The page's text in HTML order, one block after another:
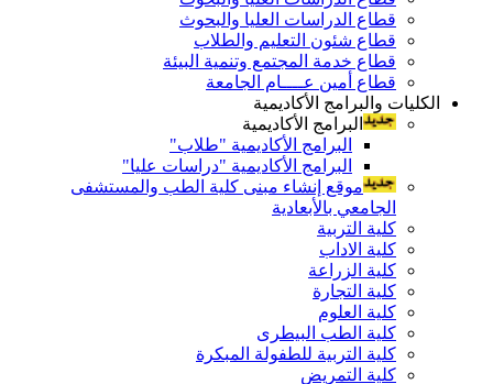
قطاع الدراسات العليا والبحوث
قطاع شئون التعليم والطلاب
قطاع خدمة المجتمع وتنمية البيئة
قطاع أمين عــــام الجامعة
الكليات والبرامج الأكاديمية
البرامج الأكاديمية
البرامج الأكاديمية "طلاب"
البرامج الأكاديمية "دراسات عليا"
موقع إنشاء مبنى كلية الطب والمستشفى
الجامعي بالأبعادية
كلية التربية
كلية الاداب
كلية الزراعة
كلية التجارة
كلية العلوم
كلية الطب البيطرى
كلية التربية للطفولة المبكرة
كلية التمريض